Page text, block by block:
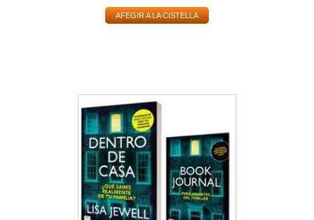
AFEGIR A LA CISTELLA